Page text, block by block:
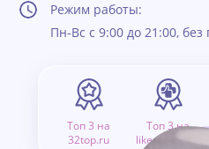
Режим работы:
Пн-Вс с 9:00 до 21:00,
Топ 3 на
32top.ru
Топ 3 на
like.doctor.ru